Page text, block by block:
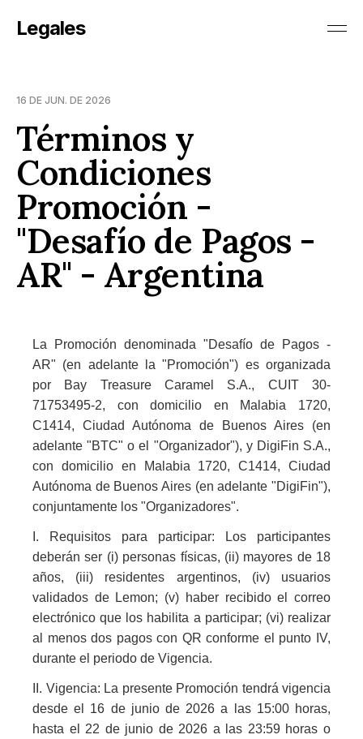
Legales
16 DE JUN. DE 2026
Términos y
Condiciones
Promoción -
"Desafío de Pagos -
AR" - Argentina
La Promoción denominada "Desafío de Pagos -
AR" (en adelante la "Promoción") es organizada
por Bay Treasure Caramel S.A., CUIT 30-
71753495-2, con domicilio en Malabia 1720,
C1414, Ciudad Autónoma de Buenos Aires (en
adelante "BTC" o el "Organizador"), y DigiFin S.A.,
con domicilio en Malabia 1720, C1414, Ciudad
Autónoma de Buenos Aires (en adelante "DigiFin"),
conjuntamente los "Organizadores".
I. Requisitos para participar: Los participantes
deberán ser (i) personas físicas, (ii) mayores de 18
años, (iii) residentes argentinos, (iv) usuarios
validados de Lemon; (v) haber recibido el correo
electrónico que los habilita a participar; (vi) realizar
al menos dos pagos con QR conforme el punto IV,
durante el periodo de Vigencia.
II. Vigencia: La presente Promoción tendrá vigencia
desde el 16 de junio de 2026 a las 15:00 horas,
hasta el 22 de junio de 2026 a las 23:59 horas o